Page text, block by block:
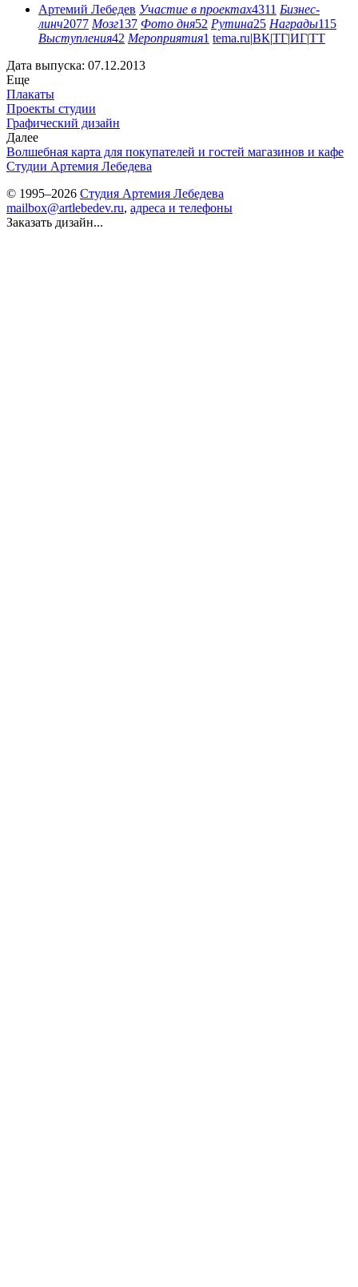
Артемий Лебедев Участие в проектах4311 Бизнес-
линч2077 Мозг137 Фото дня52 Рутина25 Награды115
Выступления42 Мероприятия1 tema.ru|ВК|ТГ|ИГ|ТТ
Дата выпуска: 07.12.2013
Еще
Плакаты
Проекты студии
Графический дизайн
Далее
Волшебная карта для покупателей и гостей магазинов и кафе
Студии Артемия Лебедева
© 1995–2026 Студия Артемия Лебедева
mailbox@artlebedev.ru, адреса и телефоны
Заказать дизайн...